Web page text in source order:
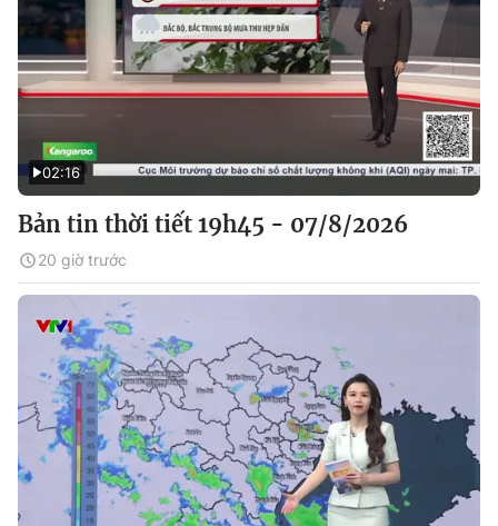
02:16
Bản tin thời tiết 19h45 - 07/8/2026
20 giờ trước